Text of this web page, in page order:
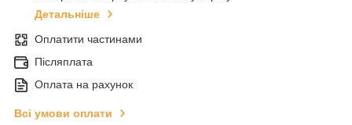
Детальніше
Оплатити частинами
Післяплата
Оплата на рахунок
Всі умови оплати